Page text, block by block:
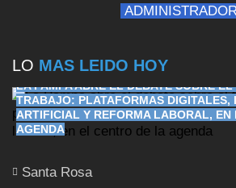
LO MAS LEIDO HOY
LA PAMPA ABRE EL DEBATE SOBRE
TRABAJO: PLATAFORMAS DIGITALES,
ARTIFICIAL Y REFORMA LABORAL, EN
AGENDA
Santa Rosa